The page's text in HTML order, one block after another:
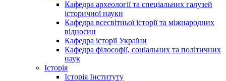
Кафедра археології та спеціальних галузей
історичної науки
Кафедра всесвітньої історії та міжнародних
відносин
Кафедра історії України
Кафедра філософії, соціальних та політичних
наук
Історія
Історія Інституту